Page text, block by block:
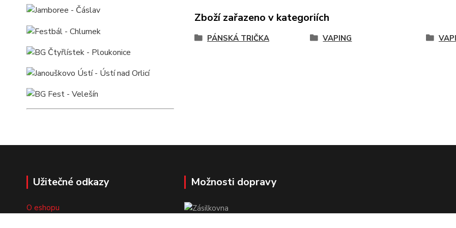
Zboží zařazeno v kategoriích
PÁNSKÁ TRIČKA VAPING
Užitečné odkazy
O eshopu
Možnosti dopravy